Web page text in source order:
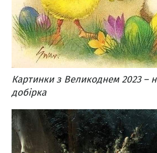
Картинки з Великоднем 2023 –
добірка